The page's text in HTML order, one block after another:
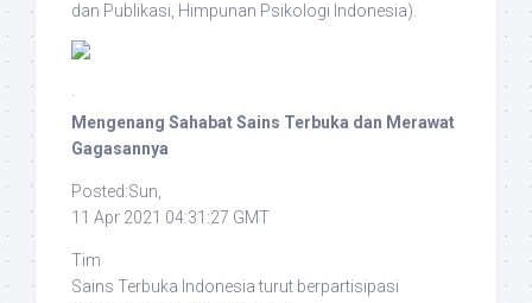
dan Publikasi, Himpunan Psikologi Indonesia).
·
Mengenang Sahabat Sains Terbuka dan Merawat
Gagasannya
Posted:Sun,
11 Apr 2021 04:31:27 GMT
Tim
Sains Terbuka Indonesia turut berpartisipasi